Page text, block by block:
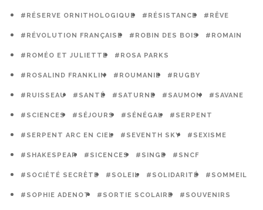
#RÉSERVE ORNITHOLOGIQUE #RÉSISTANCE #RÊVE
#RÉVOLUTION FRANÇAISE #ROBIN DES BOIS #ROMAIN
#ROMÉO ET JULIETTE #ROSA PARKS
#ROSALIND FRANKLIN #ROUMANIE #RUGBY
#RUISSEAU #SANTÉ #SATURNE #SAUMON #SAVANE
#SCIENCES #SÉJOURS #SÉNÉGAL #SERPENT
#SERPENT ARC EN CIEL #SEVENTH SKY #SEXISME
#SHAKESPEAR #SICENCES #SINGE #SNCF
#SOCIÉTÉ SECRÈTE #SOLEIL #SOLIDARITÉ #SOMMEIL
#SOPHIE ADENOT #SORTIE SCOLAIRE #SOUVENIRS